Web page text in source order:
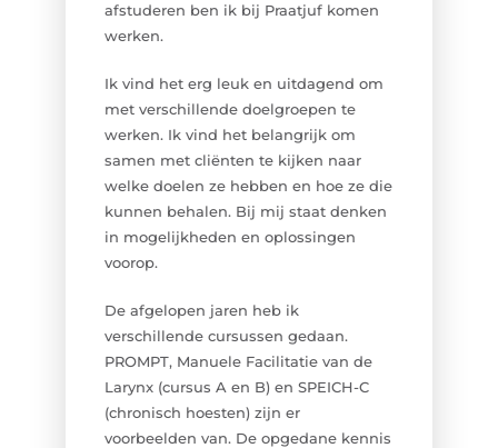
afstuderen ben ik bij Praatjuf komen
werken.
Ik vind het erg leuk en uitdagend om
met verschillende doelgroepen te
werken. Ik vind het belangrijk om
samen met cliënten te kijken naar
welke doelen ze hebben en hoe ze die
kunnen behalen. Bij mij staat denken
in mogelijkheden en oplossingen
voorop.
De afgelopen jaren heb ik
verschillende cursussen gedaan.
PROMPT, Manuele Facilitatie van de
Larynx (cursus A en B) en SPEICH-C
(chronisch hoesten) zijn er
voorbeelden van. De opgedane kennis